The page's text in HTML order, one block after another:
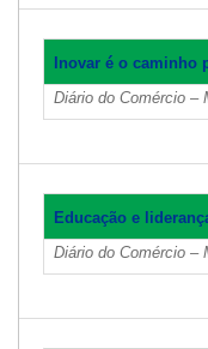
Inovar é o caminho
Diário do Comércio –
Educação e
Diário do Comércio –